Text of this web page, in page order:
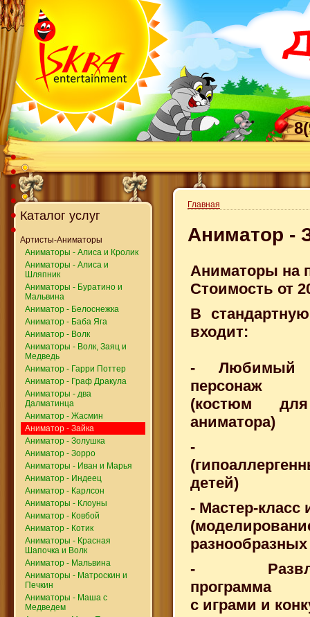
Каталог услуг
Артисты-Аниматоры
Аниматоры - Алиса и Кролик
Аниматоры - Алиса и
Шляпник
Аниматоры - Буратино и
Мальвина
Аниматор - Белоснежка
Аниматор - Баба Яга
Аниматор - Волк
Аниматоры - Волк, Заяц и
Медведь
Аниматор - Гарри Поттер
Аниматор - Граф Дракула
Аниматоры - два
Далматинца
Аниматор - Жасмин
Аниматор - Зайка
Аниматор - Золушка
Аниматор - Зорро
Аниматоры - Иван и Марья
Аниматор - Индеец
Аниматор - Карлсон
Аниматоры - Клоуны
Аниматор - Ковбой
Аниматор - Котик
Аниматоры - Красная
Шапочка и Волк
Аниматор - Мальвина
Аниматоры - Матроскин и
Печкин
Аниматоры - Маша с
Медведем
Главная
Аниматор -
Аниматоры на
Стоимость от
В
входит:
- Любимый
персонаж
(костюм
аниматора)
-
детей)
- Мастер-класс
-
программа
с играми и